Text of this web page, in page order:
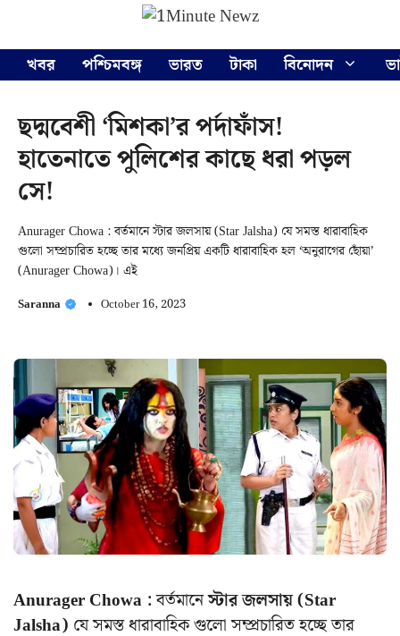
content
খবর
পশ্চিমবঙ্গ ভারত টাকা বিনোদন
ছদ্মবেশী ‘মিশকা’র পর্দাফাঁস!
হাতেনাতে পুলিশের কাছে ধরা পড়ল
সে!
Anurager Chowa : বর্তমানে স্টার জলসায় (Star Jalsha) যে সমস্ত ধারাবাহিক
গুলো সম্প্রচারিত হচ্ছে তার মধ্যে জনপ্রিয় একটি ধারাবাহিক হল ‘অনুরাগের ছোঁয়া’
(Anurager Chowa)। এই
Saranna October 16, 2023
Anurager Chowa :বর্তমানেস্টার জলসায় (Star
Jalsha) যে সমস্ত ধারাবাহিক গুলো সম্প্রচারিত হচ্ছে তার